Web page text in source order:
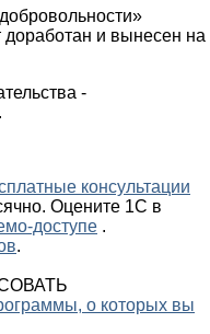
доработан и вынесен на
-
консультации
Оцените 1С в
доступе .
.